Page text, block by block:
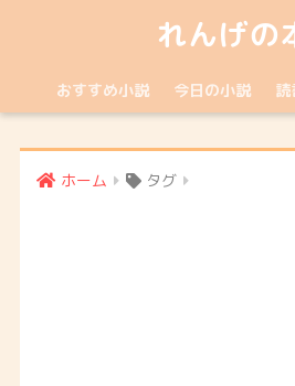
れんげの
おすすめ小説 今日の小説 読
ホーム タグ